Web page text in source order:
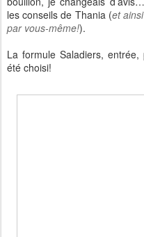
les conseils de Thania (et
par vous-même!).
La formule Saladiers,
été choisi!